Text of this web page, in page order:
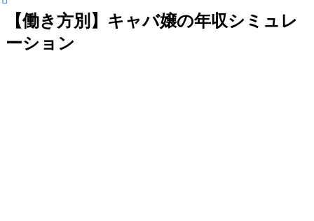
【働き方別】キャバ嬢の年収シミュレ
ーション